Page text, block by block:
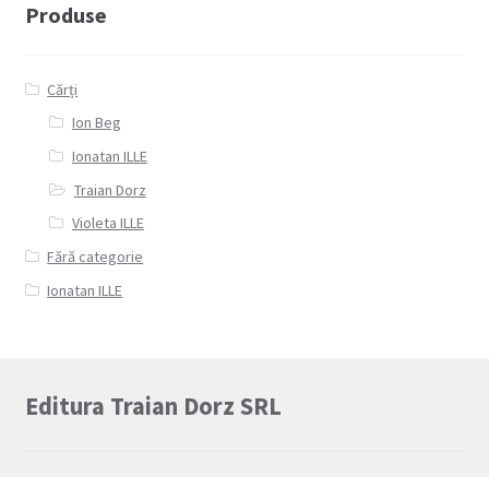
Produse
Cărți
Ion Beg
Ionatan ILLE
Traian Dorz
Violeta ILLE
Fără categorie
Ionatan ILLE
Editura Traian Dorz SRL